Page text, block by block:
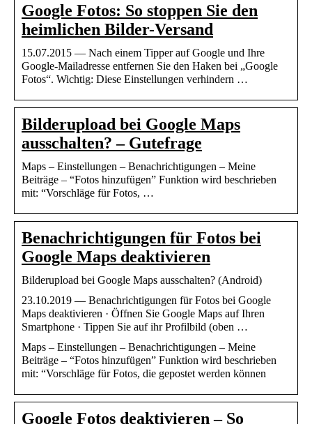
Google Fotos: So stoppen Sie den
heimlichen Bilder-Versand
15.07.2015 — Nach einem Tipper auf Google und Ihre
Google-Mailadresse entfernen Sie den Haken bei „Google
Fotos“. Wichtig: Diese Einstellungen verhindern …
Bilderupload bei Google Maps
ausschalten? – Gutefrage
Maps – Einstellungen – Benachrichtigungen – Meine
Beiträge – “Fotos hinzufügen” Funktion wird beschrieben
mit: “Vorschläge für Fotos, …
Benachrichtigungen für Fotos bei
Google Maps deaktivieren
Bilderupload bei Google Maps ausschalten? (Android)
23.10.2019 — Benachrichtigungen für Fotos bei Google
Maps deaktivieren · Öffnen Sie Google Maps auf Ihren
Smartphone · Tippen Sie auf ihr Profilbild (oben …
Maps – Einstellungen – Benachrichtigungen – Meine
Beiträge – “Fotos hinzufügen” Funktion wird beschrieben
mit: “Vorschläge für Fotos, die gepostet werden können
Google Fotos deaktivieren – So